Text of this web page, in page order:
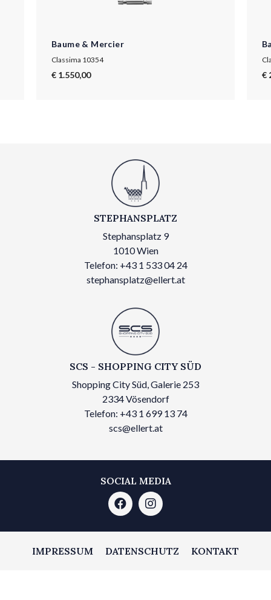
Baume & Mercier
Classima 10354
€ 1.550,00 €
STEPHANSPLATZ
Stephansplatz 9
1010 Wien
Telefon: +43 1 533 04 24
stephansplatz@ellert.at
SCS - SHOPPING CITY SÜD
Shopping City Süd, Galerie 253
2334 Vösendorf
Telefon: +43 1 699 13 74
scs@ellert.at
SOCIAL MEDIA
IMPRESSUM DATENSCHUTZ KONTAKT